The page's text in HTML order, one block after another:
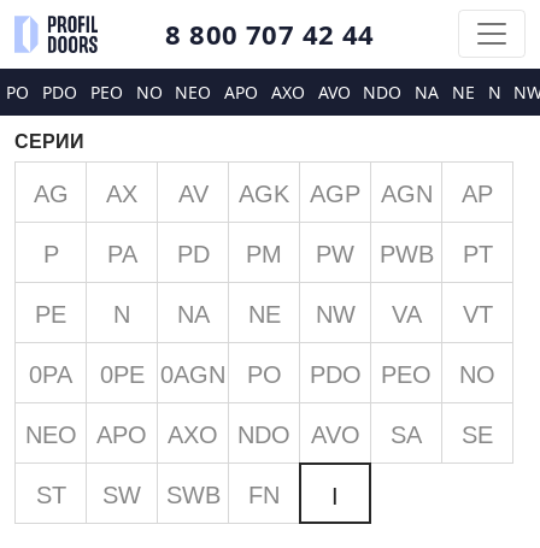
8 800 707 42 44
PO PDO PEO NO NEO APO AXO AVO NDO NA NE N
СЕРИИ
AG AX AV AGK AGP AGN AP
P PA PD PM PW PWB PT
PE N NA NE NW VA VT
0PA 0PE 0AGN PO PDO PEO NO
NEO APO AXO NDO AVO SA SE
ST SW SWB FN I